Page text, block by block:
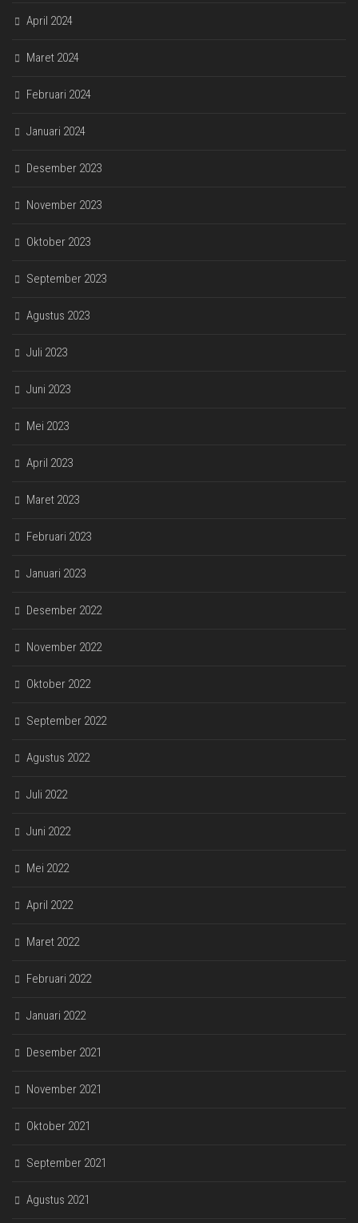
April 2024
Maret 2024
Februari 2024
Januari 2024
Desember 2023
November 2023
Oktober 2023
September 2023
Agustus 2023
Juli 2023
Juni 2023
Mei 2023
April 2023
Maret 2023
Februari 2023
Januari 2023
Desember 2022
November 2022
Oktober 2022
September 2022
Agustus 2022
Juli 2022
Juni 2022
Mei 2022
April 2022
Maret 2022
Februari 2022
Januari 2022
Desember 2021
November 2021
Oktober 2021
September 2021
Agustus 2021